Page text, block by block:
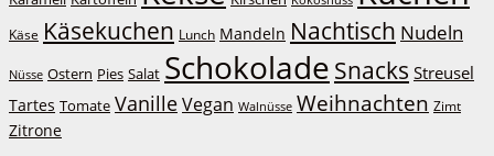
Käse Käsekuchen Lunch Mandeln Nachtisch Nudeln
Nüsse Ostern Pies Salat Schokolade Snacks Streusel
Tartes Tomate VanilleVegan Walnüsse Weihnachten Zimt
Zitrone